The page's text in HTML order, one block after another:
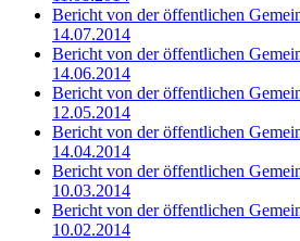
Bericht von der öffentlichen
14.07.2014
Bericht von der öffentlichen
14.06.2014
Bericht von der öffentlichen
12.05.2014
Bericht von der öffentlichen
14.04.2014
Bericht von der öffentlichen
10.03.2014
Bericht von der öffentlichen
10.02.2014